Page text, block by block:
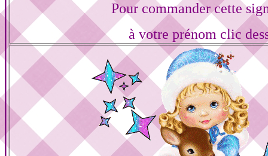
Pour commander cette
à votre prénom clic